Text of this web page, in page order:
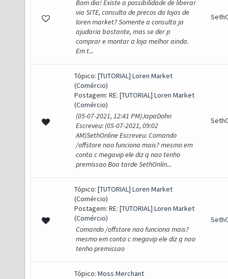
Bom dia! Existe a possibilidade de liberar
via SITE, consulta de precos da lojas de
loren market? Somente a consulta ja
ajudaria bastante, mas se der p
comprar e montar a loja melhor ainda.
Em t...
Tópico: [TUTORIAL] Loren Market
(Comércio)
Postagem: RE: [TUTORIAL] Loren Market
(Comércio)
(05-07-2021, 12:41 PM)JapaDohn
Escreveu: (05-07-2021, 09:02
AM)SethOnline Escreveu: Comando
/offstore nao funciona mais? mesmo em
conta c megavip ele diz q nao tenho
premissao Boa tarde SethOnlin...
Tópico: [TUTORIAL] Loren Market
(Comércio)
Postagem: RE: [TUTORIAL] Loren Market
(Comércio)
Comando /offstore nao funciona mais?
mesmo em conta c megavip ele diz q nao
tenho premissao
Tópico: Moss Merchant